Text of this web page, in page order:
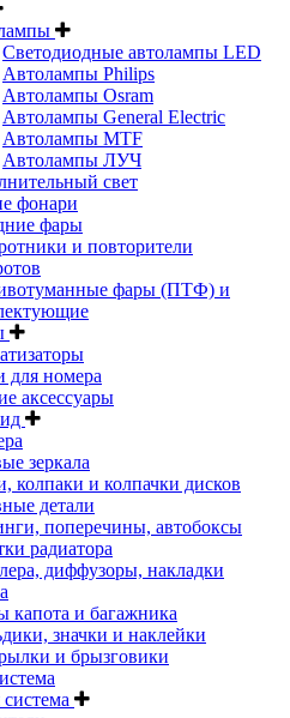
Светодиодные автолампы LED
Автолампы Philips
Автолампы Osram
Автолампы General Electric
Автолампы MTF
Автолампы ЛУЧ
свет
фонари
фары
и повторители
фары (ПТФ) и
для номера
аксессуары
зеркала
колпаки и колпачки дисков
детали
поперечины, автобоксы
радиатора
диффузоры, накладки
капота и багажника
значки и наклейки
и брызговики